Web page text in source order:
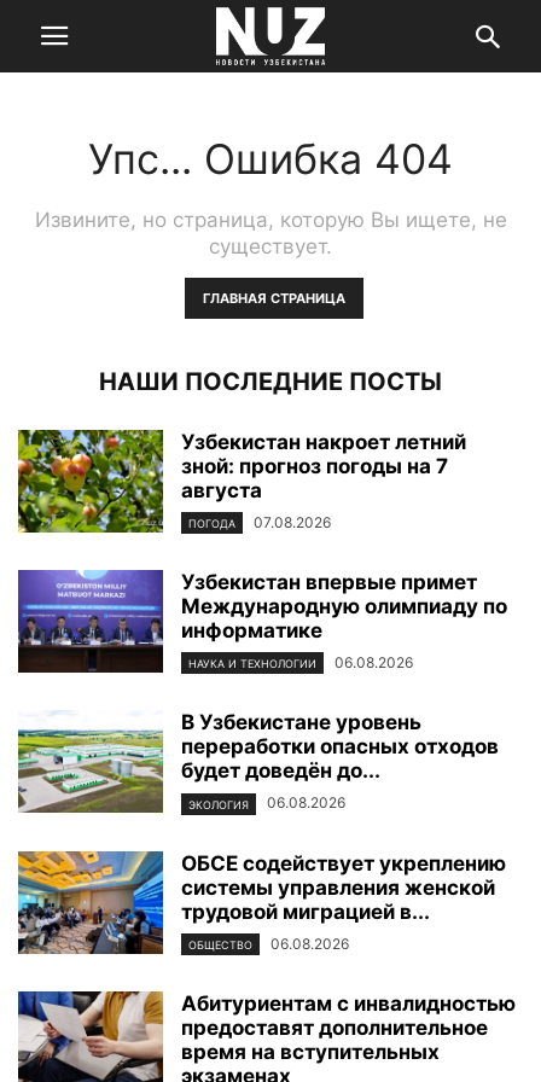
Упс... Ошибка 404
Извините, но страница, которую Вы ищете, не
существует.
ГЛАВНАЯ СТРАНИЦА
НАШИ ПОСЛЕДНИЕ ПОСТЫ
Узбекистан накроет летний
зной: прогноз погоды на 7
августа
ПОГОДА 07.08.2026
Узбекистан впервые примет
Международную олимпиаду по
информатике
НАУКА И ТЕХНОЛОГИИ 06.08.2026
В Узбекистане уровень
переработки опасных отходов
будет доведён до...
ЭКОЛОГИЯ 06.08.2026
ОБСЕ содействует укреплению
системы управления женской
трудовой миграцией в...
ОБЩЕСТВО 06.08.2026
Абитуриентам с инвалидностью
предоставят дополнительное
время на вступительных
экзаменах